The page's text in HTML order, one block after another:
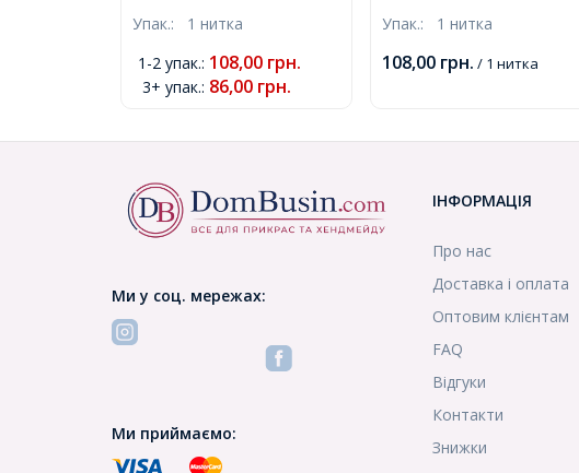
95шт/76см/нитка,
Упак.: 1 нитка
1-2 упак.: 108,00 грн.
3+ упак.: 86,00 грн.
близько 100шт/80см/
Упак.: 1 нитка
108,00 грн. / 1 нитка
Ми у соц. мережах:
Ми приймаємо:
ІНФОРМАЦІЯ
Про нас
Доставка і оплата
Оптовим клієнтам
FAQ
Відгуки
Контакти
Знижки